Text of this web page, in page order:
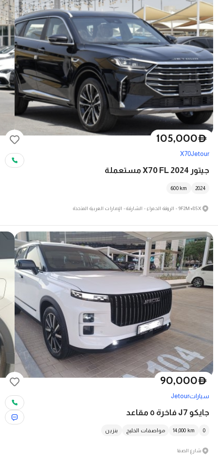
D
105,000
Jetour
X70
جيتور X70 FL 2024 مستعملة
2024
600 km
9F2M+85X - الروقة الحمراء - الشارقة - الإمارات العربية المتحدة
D
90,000
سياراتJetour
جايكو J7 فاخرة ٥ مقاعد
0
14,000 km مواصفات الخليج بنزين
شارع الصفا